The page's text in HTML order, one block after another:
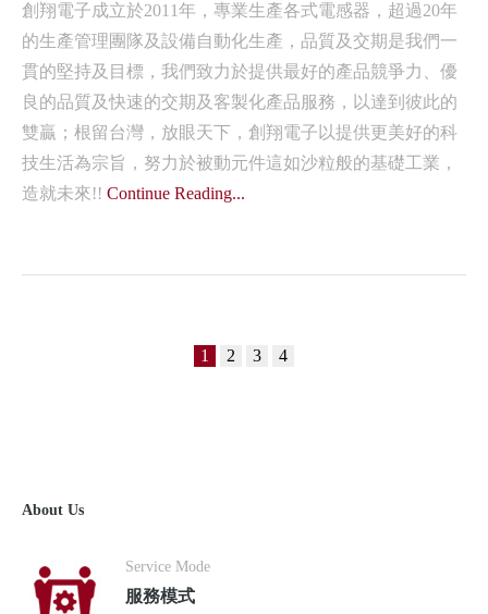
創翔電子成立於2011年，專業生產各式電感器，超過20年
的生產管理團隊及設備自動化生產，品質及交期是我們一
貫的堅持及目標，我們致力於提供最好的產品競爭力、優
良的品質及快速的交期及客製化產品服務，以達到彼此的
雙贏；根留台灣，放眼天下，創翔電子以提供更美好的科
技生活為宗旨，努力於被動元件這如沙粒般的基礎工業，
造就未來!! Continue Reading...
1 2 3 4
About Us
Service Mode
服務模式